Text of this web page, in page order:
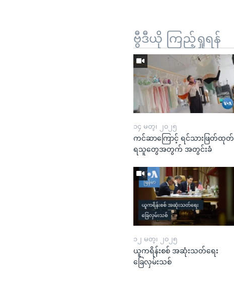
ဗွီဒီယို ကြည့်ရှုရန်
၁၄ မတ္၊ ၂၀၂၅
ကင်ဆာကြောင့် ရင်သားဖြတ်ထုတ်
ရသူတွေအတွက် အတွင်းခံ
၁၂ မတ္၊ ၂၀၂၅
ယူကရိန်းစစ် အဆုံးသတ်ရေး
ခြေလှမ်းသစ်